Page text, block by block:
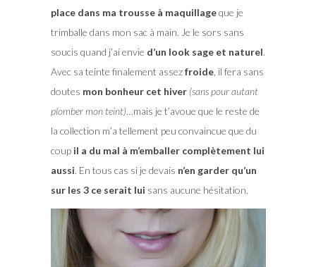
place dans ma trousse à maquillageque je
trimballe dans mon sac à main. Je le sors sans
soucis quand j’ai envie d’un look sage et naturel.
Avec sa teinte finalement assezfroide, il fera sans
doutes mon bonheur cet hiver (sans pour autant
plomber mon teint)…mais je t’avoue que le reste de
la collection m’a tellement peu convaincue que du
coup il a du mal à m’emballer complètement lui
aussi. En tous cas si je devais n’en garder qu’un
sur les 3 ce serait lui sans aucune hésitation.